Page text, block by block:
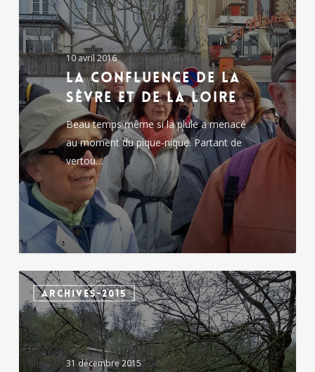
de
la
Sèvre
et
de
la
Loire
10 avril 2016
La confluence de la
Sèvre et de la Loire
Beau temps même si la pluie a menacé
au moment du pique-nique. Partant de
vertou…
2015
ARCHIVES-2015
31 décembre 2015